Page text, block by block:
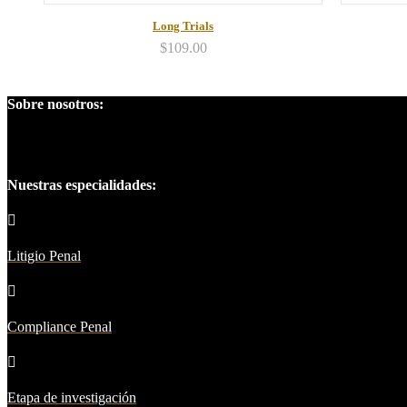
Long Trials
$109.00
Sobre nosotros:
Nuestras especialidades:
Litigio Penal
Compliance Penal
Etapa de investigación